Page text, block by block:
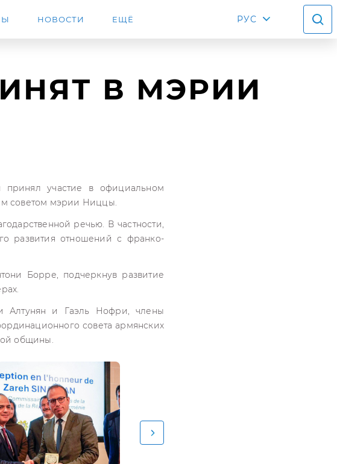
НОВОСТИ ЕЩЁ РУС
В МЭРИИ
участие в официальном
советом мэрии Ниццы.
речью. В частности,
развития отношений с франко-
Борре, подчеркнув развитие
Алтунян и Гаэль Нофри, члены
совета армянских
общины.